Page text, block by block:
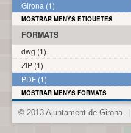
Girona (1)
MOSTRAR MENYS ETIQUETES
FORMATS
dwg (1)
ZIP (1)
PDF (1)
MOSTRAR MENYS FORMATS
© 2013 Ajuntament de Girona